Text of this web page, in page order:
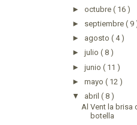
► octubre ( 16 )
► septiembre ( 9
► agosto ( 4 )
► julio ( 8 )
► junio ( 11 )
► mayo ( 12 )
▼ abril ( 8 )
Al Vent la brisa
botella